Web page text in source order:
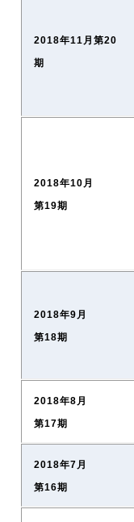
2018年11月第20
期
2018年10月
第19期
2018年9月
第18期
2018年8月
第17期
2018年7月
第16期